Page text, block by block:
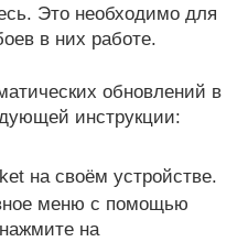
Это необходимо для
в них работе.
обновлений в
инструкции:
на своём устройстве.
меню с помощью
на